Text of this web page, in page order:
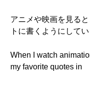
アニメや映画を見る
トに書くようにしてい
When I watch
my favorite quotes in